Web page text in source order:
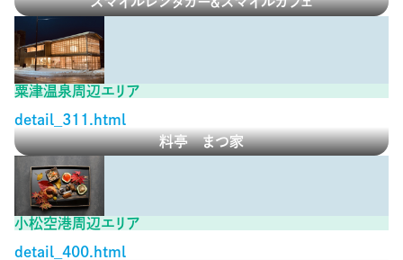
粟津温泉周辺エリア
detail_311.html
料亭 まつ家
小松空港周辺エリア
detail_400.html